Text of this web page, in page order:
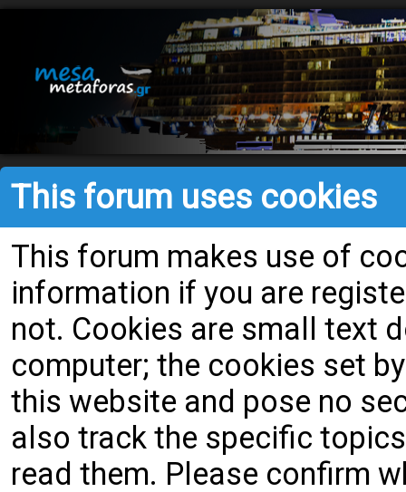
This forum uses cookies
This forum makes use of
information if you are
not. Cookies are small text
computer; the cookies set
this website and pose no
also track the specific
read them. Please confirm